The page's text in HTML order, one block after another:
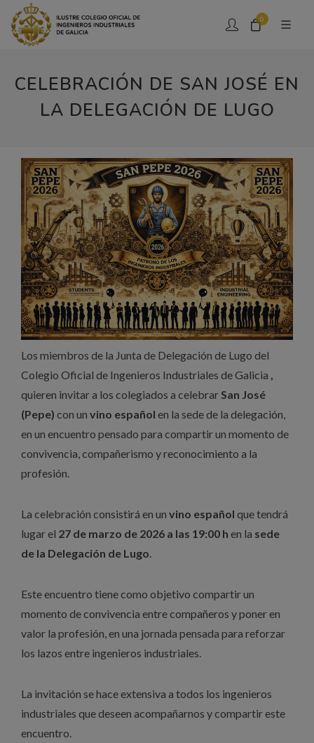
0
CELEBRACIÓN DE SAN JOSÉ EN
LA DELEGACIÓN DE LUGO
Los miembros de la Junta de Delegación de Lugo del
Colegio Oficial de Ingenieros Industriales de Galicia
quieren invitar a los colegiados a celebrar San José
(Pepe) con un vino español en la sede de la delegación,
en un encuentro pensado para compartir un momento de
convivencia, compañerismo y reconocimiento a la
profesión.
La celebración consistirá en un vino español que tendrá
lugar el 27 de marzo de 2026 a las 19:00 h en la sede
de la Delegación de Lugo
Este encuentro tiene como objetivo compartir un
momento de convivencia entre compañeros y poner en
valor la profesión, en una jornada pensada para reforzar
los lazos entre ingenieros industriales.
La invitación se hace extensiva a todos los ingenieros
industriales que deseen acompañarnos y compartir este
encuentro.